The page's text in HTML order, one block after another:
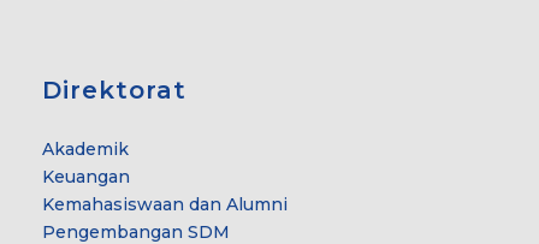
Direktorat
Akademik
Keuangan
Kemahasiswaan dan Alumni
Pengembangan SDM